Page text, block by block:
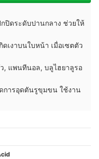
กปิดระดับปานกลาง ช่วยให้
เงาบนใบหน้า เมื่อเซตตัว
, แพนทีนอล, บลูไฮยาลูรอ
การอุดตันรูขุมขน ใช้งาน